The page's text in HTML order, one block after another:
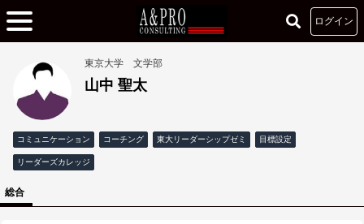
ログイン
東京大学 文学部
山中 聖太
コミュニケーション コーチング 東大リーダーシップゼミ 目標設定
リーダーズカレッジ
総合